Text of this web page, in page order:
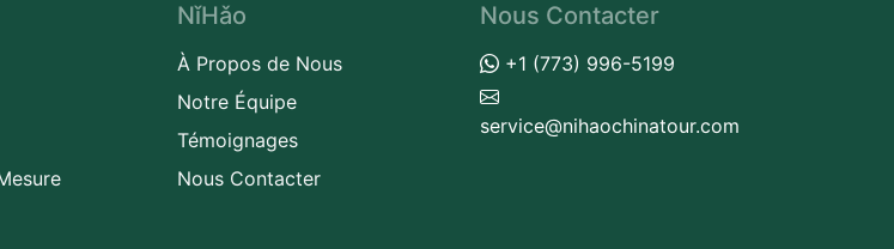
NǐHǎo
À Propos de Nous
Notre Équipe
Témoignages
Nous Contacter
Nous Contacter
+1 (773) 996-5199
service@nihaochinatour.com